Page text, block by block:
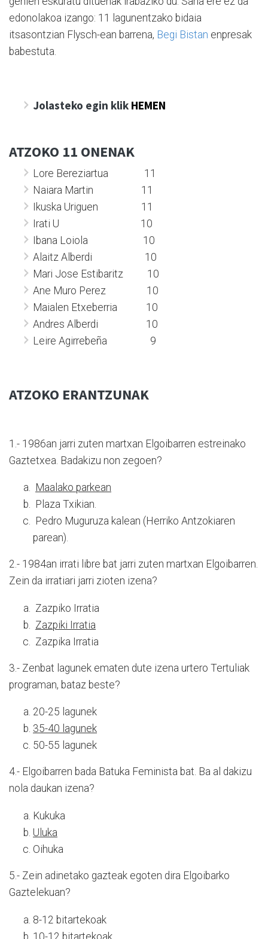
edonolakoa izango: 11 lagunentzako bidaia
itsasontzian Flysch-ean barrena, Begi Bistan enpresak
babestuta.
Jolasteko egin klik HEMEN
ATZOKO 11 ONENAK
Lore Bereziartua 11
Naiara Martin 11
Ikuska Uriguen 11
Irati U 10
Ibana Loiola 10
Alaitz Alberdi 10
Mari Jose Estibaritz 10
Ane Muro Perez 10
Maialen Etxeberria 10
Andres Alberdi 10
Leire Agirrebeña 9
ATZOKO ERANTZUNAK
1.- 1986an jarri zuten martxan Elgoibarren estreinako
Gaztetxea. Badakizu non zegoen?
Maalako parkean
Plaza Txikian.
Pedro Muguruza kalean (Herriko Antzokiaren
parean).
2.- 1984an irrati libre bat jarri zuten martxan Elgoibarren.
Zein da irratiari jarri zioten izena?
Zazpiko Irratia
Zazpiki Irratia
Zazpika Irratia
3.- Zenbat lagunek ematen dute izena urtero Tertuliak
programan, bataz beste?
20-25 lagunek
35-40 lagunek
50-55 lagunek
4.- Elgoibarren bada Batuka Feminista bat. Ba al dakizu
nola daukan izena?
Kukuka
Uluka
Oihuka
5.- Zein adinetako gazteak egoten dira Elgoibarko
Gaztelekuan?
8-12 bitartekoak
10-12 bitartekoak